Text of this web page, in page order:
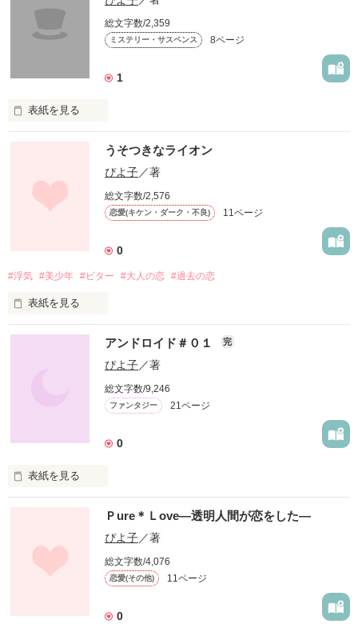
作品を読む
ﾏｲﾒﾆｭｰ登録はコチラ！
嫌いな人を、殺してみませんか？
日頃のうさを晴らしましょう！
ﾏｲﾒﾆｭｰ登録はコチラ！
総文字数/2,359
ミステリー・サスペンス 8ページ
1
表紙を見る
「ねぇ、昨日…」
「え？」
「な…何でもない…。」
作品を読む
うそつきなライオン
ぴよ子／著
総文字数/2,576
恋愛(キケン・ダーク・不良) 11ページ
0
#浮気 #美少年 #ビター #大人の恋 #過去の恋
表紙を見る
あなたがうそつきなこと。
だって、ねぇ
そうでしょ？
人間は嘘をつく生き物だもの‥
アンドロイド＃０１ 完
ぴよ子／著
総文字数/9,246
ファンタジー 21ページ
0
表紙を見る
【The android is now complete...】
Ｐure＊Ｌove―透明人間が恋をした―
ぴよ子／著
総文字数/4,076
恋愛(その他) 11ページ
0